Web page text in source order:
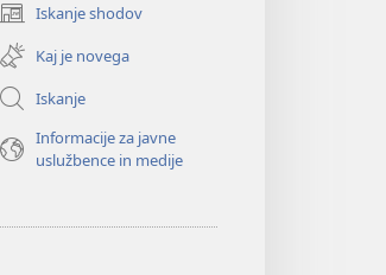
Iskanje shodov
(odpre
novo
okno)
Kaj je novega
Iskanje
Informacije za javne
uslužbence in medije